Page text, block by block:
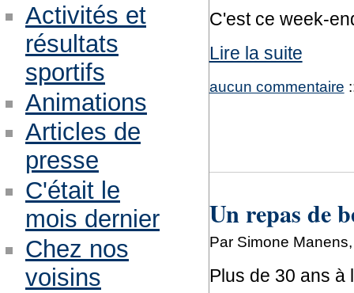
C'est ce week-
Lire la suite
aucun commentaire
Un repas de
Par Simone
Plus de 30 ans à
Activités et
résultats
sportifs
Animations
Articles de
presse
C'était le
mois dernier
Chez nos
voisins